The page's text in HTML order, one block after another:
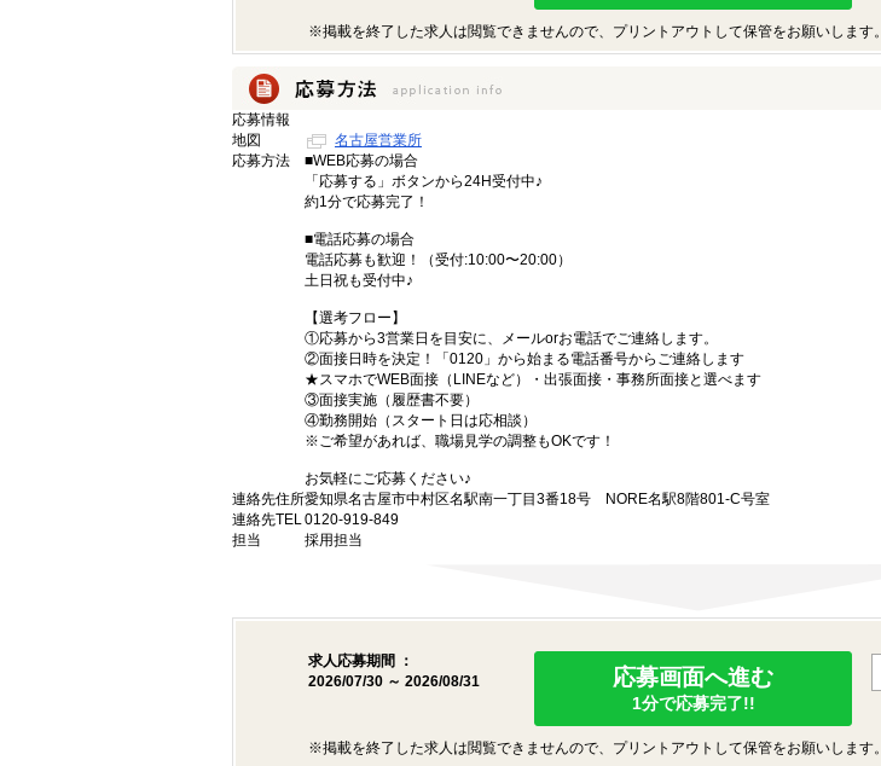
※掲載を終了した求人は閲覧できませんので、プリントアウトして保管をお願いします。
応募情報
地図
名古屋営業所
応募方法
■WEB応募の場合
「応募する」ボタンから24H受付中♪
約1分で応募完了！
■電話応募の場合
電話応募も歓迎！（受付:10:00〜20:00）
土日祝も受付中♪
【選考フロー】
①応募から3営業日を目安に、メールorお電話でご連絡します。
②面接日時を決定！「0120」から始まる電話番号からご連絡します
★スマホでWEB面接（LINEなど）・出張面接・事務所面接と選べます
③面接実施（履歴書不要）
④勤務開始（スタート日は応相談）
※ご希望があれば、職場見学の調整もOKです！
お気軽にご応募ください♪
連絡先住所愛知県名古屋市中村区名駅南一丁目3番18号 NORE名駅8階801-C号室
連絡先TEL0120-919-849
担当
採用担当
求人応募期間 ：
2026/07/30 ～ 2026/08/31
応募画面へ進む
1分で応募完了!!
※掲載を終了した求人は閲覧できませんので、プリントアウトして保管をお願いします。